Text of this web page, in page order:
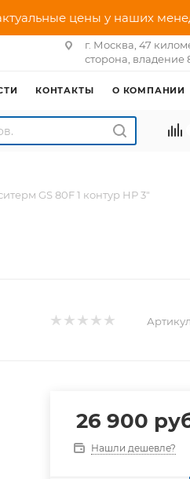
цены у наших
г. Москва, 47
сторона, владение
КОНТАКТЫ О КОМПАНИИ
GS 80F 1 контур НР 3"
26 900
Нашли дешевле?